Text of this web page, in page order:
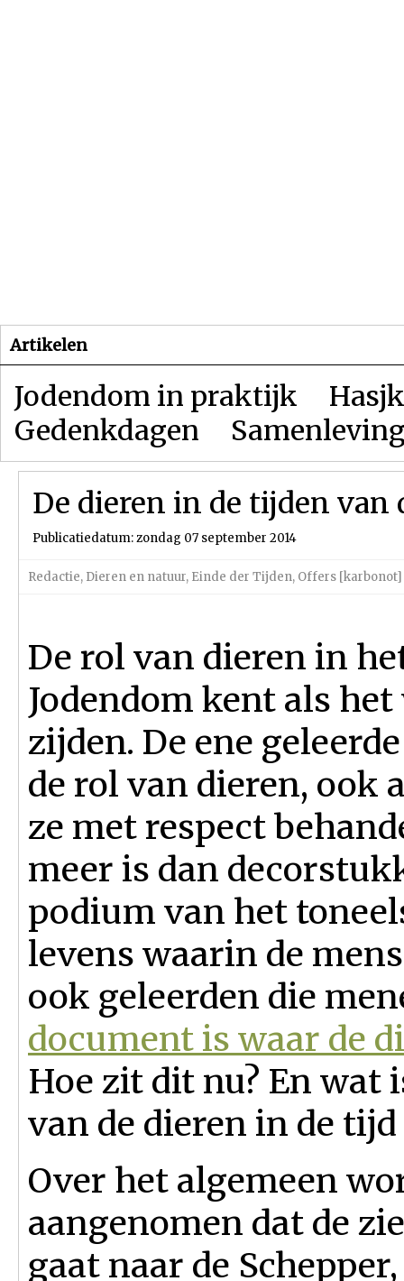
Artikelen
Jodendom in praktijk
Gedenkdagen
De dieren in de tijden van
Publicatiedatum: zondag 07 september 2014
Redactie, Dieren en natuur, Einde der Tijden, Offers [karbonot]
De rol van dieren in
Jodendom kent als het
zijden. De ene
de rol van dieren, ook
ze met respect
meer is dan
podium van het
levens waarin de
ook geleerden die
document is waar de
Hoe zit dit nu? En wat
van de dieren in de
Over het algemeen
aangenomen dat de
gaat naar de